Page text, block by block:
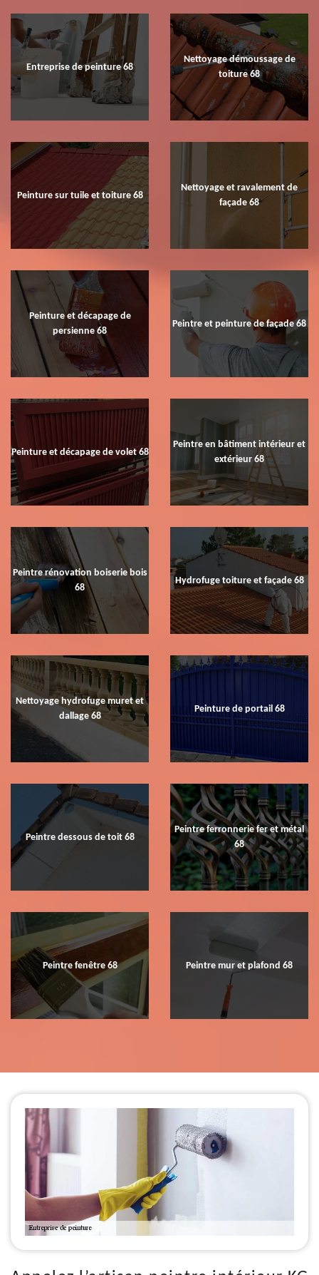
Entreprise de peinture 68
Nettoyage démoussage de
toiture 68
Peinture sur tuile et toiture 68
Nettoyage et ravalement de
façade 68
Peinture et décapage de
persienne 68
Peintre et peinture de façade 68
Peinture et décapage de volet 68
Peintre en bâtiment intérieur et
extérieur 68
Peintre rénovation boiserie bois
68
Hydrofuge toiture et façade 68
Nettoyage hydrofuge muret et
dallage 68
Peinture de portail 68
Peintre dessous de toit 68
Peintre ferronnerie fer et métal
68
Peintre fenêtre 68 Peintre mur et plafond 68